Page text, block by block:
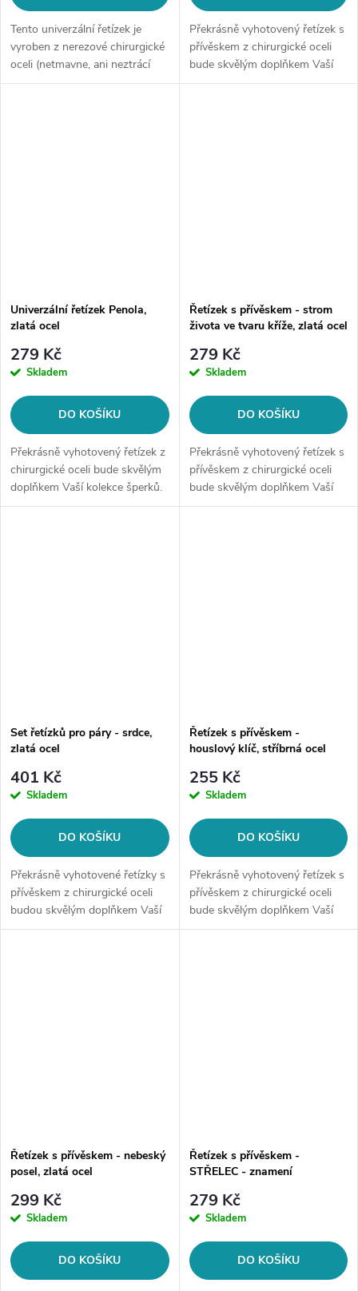
Tento univerzální řetízek je
vyroben z nerezové chirurgické
oceli (netmavne, ani neztrácí
barvu).Šířka: cca 6 mm Délka:
Překrásně vyhotovený řetízek s
přívěskem z chirurgické oceli
bude skvělým doplňkem Vaší
kolekce šperků. Materiál:
Univerzální řetízek Penola,
zlatá ocel
279 Kč
Skladem
DO KOŠÍKU
Překrásně vyhotovený řetízek z
chirurgické oceli bude skvělým
doplňkem Vaší kolekce šperků.
Materiál: chirurgická ocel 316L
Řetízek s přívěskem - strom
života ve tvaru kříže, zlatá ocel
279 Kč
Skladem
DO KOŠÍKU
Překrásně vyhotovený řetízek s
přívěskem z chirurgické oceli
bude skvělým doplňkem Vaší
kolekce šperků. Materiál:
Set řetízků pro páry - srdce,
zlatá ocel
401 Kč
Skladem
DO KOŠÍKU
Překrásně vyhotovené řetízky s
přívěskem z chirurgické oceli
budou skvělým doplňkem Vaší
kolekce šperků.Balení obsahuje:
Řetízek s přívěskem -
houslový klíč, stříbrná ocel
255 Kč
Skladem
DO KOŠÍKU
Překrásně vyhotovený řetízek s
přívěskem z chirurgické oceli
bude skvělým doplňkem Vaší
kolekce šperků. Materiál:
Řetízek s přívěskem - nebeský
posel, zlatá ocel
299 Kč
Skladem
DO KOŠÍKU
Řetízek s přívěskem -
STŘELEC - znamení
279 Kč
Skladem
DO KOŠÍKU